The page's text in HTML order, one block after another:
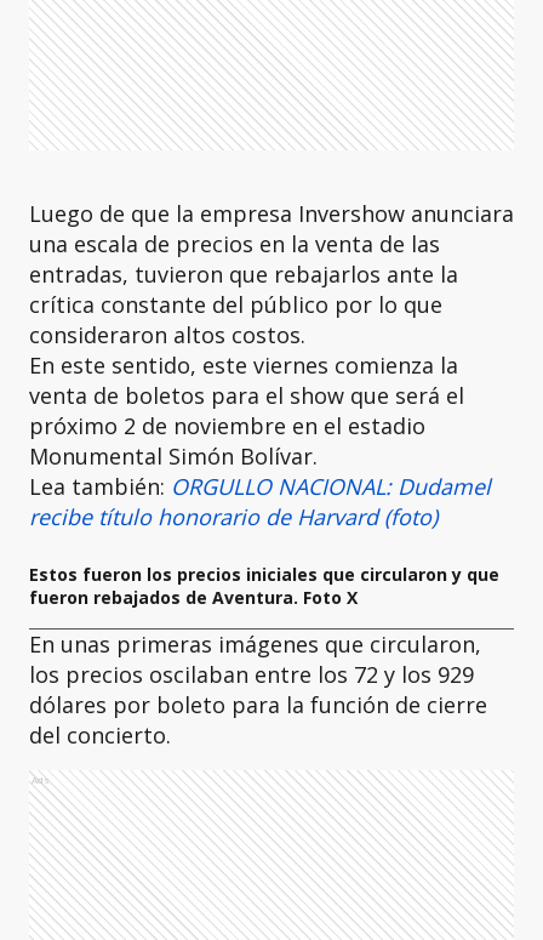
Luego de que la empresa Invershow anunciara
una escala de precios en la venta de las
entradas, tuvieron que rebajarlos ante la
crítica constante del público por lo que
consideraron altos costos.
En este sentido, este viernes comienza la
venta de boletos para el show que será el
próximo 2 de noviembre en el estadio
Monumental Simón Bolívar.
Lea también: ORGULLO NACIONAL: Dudamel
recibe título honorario de Harvard (foto)
Estos fueron los precios iniciales que circularon y que
fueron rebajados de Aventura. Foto X
En unas primeras imágenes que circularon,
los precios oscilaban entre los 72 y los 929
dólares por boleto para la función de cierre
del concierto.
Ads